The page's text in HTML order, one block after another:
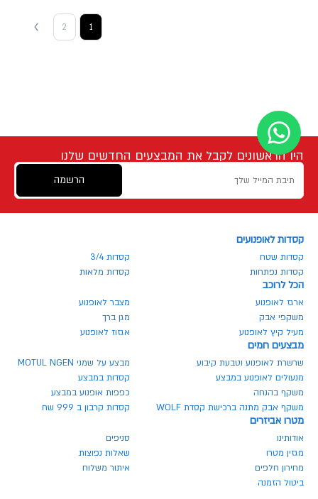
1
2
היו הראשונים לקבל את המבצעים החדשים שלנו
הרשמה
קסדות לאופנועים
קסדות שטח
קסדות 3/4
קסדות נפתחות
קסדות מלאות
הכל לרוכב
ארגז לאופנוע
מצבר לאופנוע
משקפי אבק
מגן ברך
מעיל קיץ לאופנוע
אגזוז לאופנוע
מבצעים חמים
שרשרת לאופנוע וטבעת קיבוע
מבצע על שמני MOTUL NGEN
מנעולים לאופנוע במבצע
קסדות במבצע
משקף בהנחה
כפפות אופנוע במבצע
משקף אבק מתנה ברכישת קסדת WOLF
קסדות קרבון ב 999 שח
מטרו אביזרים
אודותינו
סניפים
מגזין מטרו
שאלות נפוצות
מחירון חלפים
איתור משלוח
ביטול הזמנה